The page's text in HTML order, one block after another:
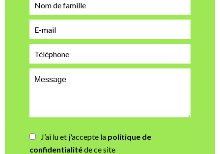
J’ai lu et j'accepte la politique de
confidentialitéde ce site